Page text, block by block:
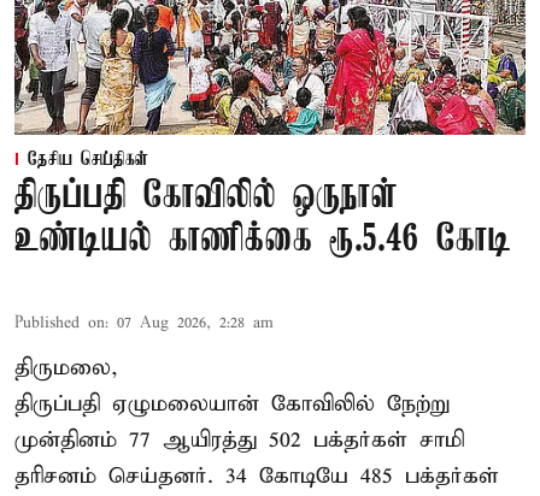
தேசிய செய்திகள்
திருப்பதி கோவிலில் ஒருநாள்
உண்டியல் காணிக்கை ரூ.5.46 கோடி
Published on: 07 Aug 2026, 2:28 am
திருமலை,
திருப்பதி ஏழுமலையான் கோவிலில் நேற்று
முன்தினம் 77 ஆயிரத்து 502 பக்தர்கள் சாமி
தரிசனம் செய்தனர். 34 கோடியே 485 பக்தர்கள்